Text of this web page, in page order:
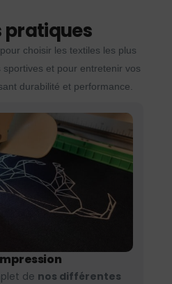
pratiques
choisir les textiles les plus
et pour entretenir vos
durabilité et performance.
de nos différentes